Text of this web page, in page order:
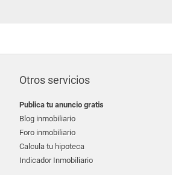
Otros servicios
Publica tu anuncio gratis
Blog inmobiliario
Foro inmobiliario
Calcula tu hipoteca
Indicador Inmobiliario